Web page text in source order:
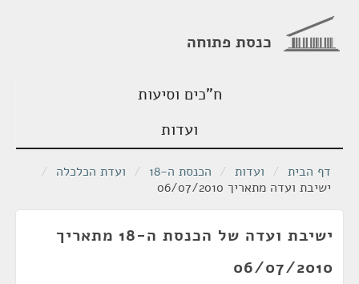
כנסת פתוחה
ח"כים וסיעות
ועדות
דף הבית / ועדות / הכנסת ה-18 / ועדת הכלכלה /
ישיבת ועדה מתאריך 06/07/2010
ישיבת ועדה של הכנסת ה-18 מתאריך
06/07/2010